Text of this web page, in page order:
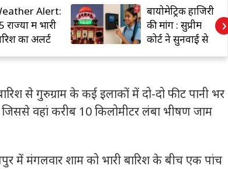
Alert:
राज्यों में भारी
का अलर्ट
बायोमेट्रिक हाजिरी
की मांग : सुप्रीम
कोर्ट ने सुनवाई से
किया इनकार
›
से गुरुग्राम के कई इलाकों में दो-दो फीट पानी भर
वहां करीब 10 किलोमीटर लंबा भीषण जाम
में मंगलवार शाम को भारी बारिश के बीच एक पांच